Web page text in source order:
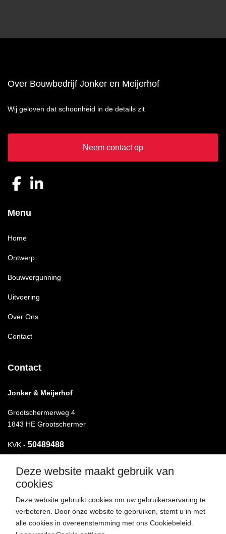
Over Bouwbedrijf Jonker en Meijerhof
Wij geloven dat schoonheid in de details zit
Neem contact op
Menu
Home
Ontwerp
Bouwvergunning
Uitvoering
Over Ons
Contact
Contact
Jonker & Meijerhof
Grootschermerweg 4
1843 HE Grootschermer
KVK - 50489488
072-5110464
henk@bouwbedrijfmeijerhof.nl
Deze website maakt gebruik van
cookies
Deze website gebruikt cookies om uw gebruikerservaring te
verbeteren. Door onze website te gebruiken, stemt u in met
alle cookies in overeenstemming met ons Cookiebeleid.